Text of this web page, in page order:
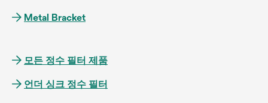
Metal Bracket
모든 정수 필터 제품
언더 싱크 정수 필터